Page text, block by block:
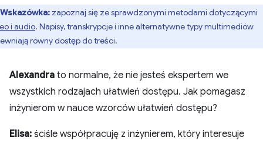
Wskazówka: zapoznaj się ze sprawdzonymi metodami dotyczącymi
i audio. Napisy, transkrypcje i inne alternatywne typy multimediów
równy dostęp do treści.
Alexandra to normalne, że nie jesteś ekspertem we
wszystkich rodzajach ułatwień dostępu. Jak pomagasz
inżynierom w nauce wzorców ułatwień dostępu?
Elisa: ściśle współpracuję z inżynierem, który interesuje